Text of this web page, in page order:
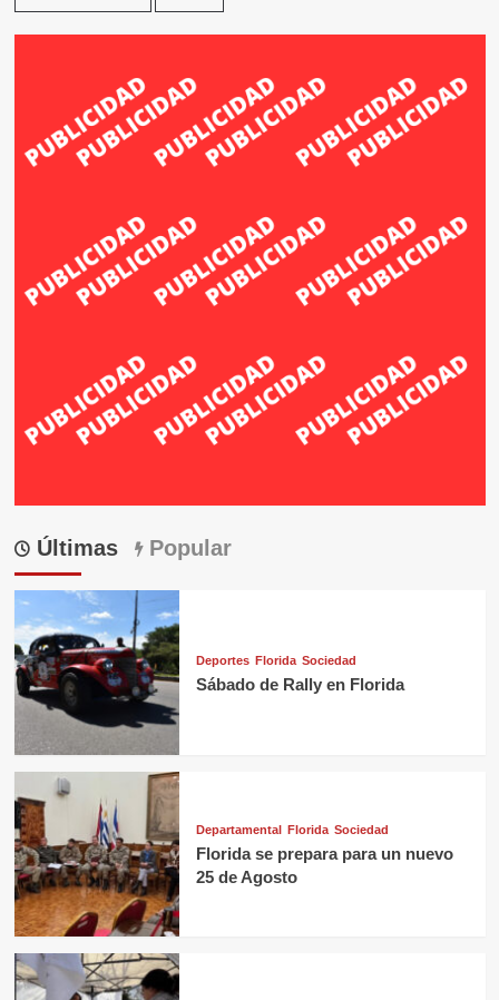
Últimas Popular
Deportes Florida Sociedad
Sábado de Rally en Florida
Departamental Florida Sociedad
Florida se prepara para un nuevo
25 de Agosto